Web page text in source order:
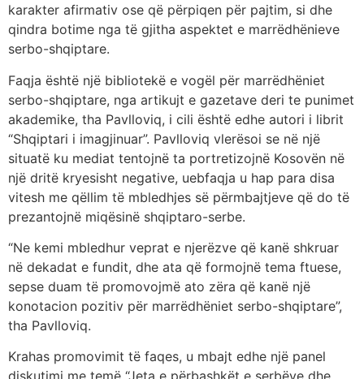
karakter afirmativ ose që përpiqen për pajtim, si dhe
qindra botime nga të gjitha aspektet e marrëdhënieve
serbo-shqiptare.
Faqja është një bibliotekë e vogël për marrëdhëniet
serbo-shqiptare, nga artikujt e gazetave deri te punimet
akademike, tha Pavlloviq, i cili është edhe autori i librit
“Shqiptari i imagjinuar”. Pavlloviq vlerësoi se në një
situatë ku mediat tentojnë ta portretizojnë Kosovën në
një dritë kryesisht negative, uebfaqja u hap para disa
vitesh me qëllim të mbledhjes së përmbajtjeve që do të
prezantojnë miqësinë shqiptaro-serbe.
“Ne kemi mbledhur veprat e njerëzve që kanë shkruar
në dekadat e fundit, dhe ata që formojnë tema ftuese,
sepse duam të promovojmë ato zëra që kanë një
konotacion pozitiv për marrëdhëniet serbo-shqiptare”,
tha Pavlloviq.
Krahas promovimit të faqes, u mbajt edhe një panel